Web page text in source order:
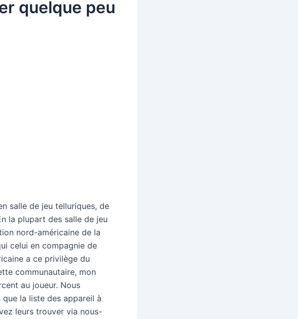
quelque peu
salle de jeu telluriques, de
la plupart des salle de jeu
nord-américaine de la
celui en compagnie de
a ce privilège du
communautaire, mon
au joueur. Nous
la liste des appareil à
leurs trouver via nous-